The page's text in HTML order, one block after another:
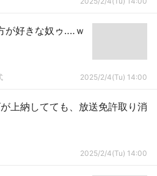
が好きな奴ゥ‥‥ｗ
2025/2/4(Tu) 14:00
上納してても、放送免許取り消
2025/2/4(Tu) 14:00